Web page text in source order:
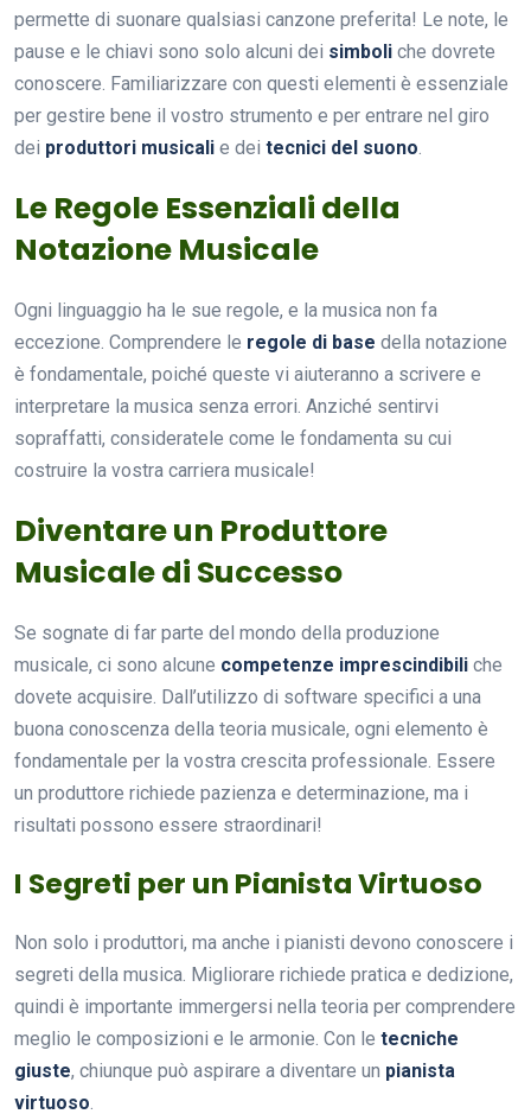
permette di suonare qualsiasi canzone preferita! Le note, le
pause e le chiavi sono solo alcuni dei simboli che dovrete
conoscere. Familiarizzare con questi elementi è essenziale
per gestire bene il vostro strumento e per entrare nel giro
dei produttori musicali e dei tecnici del suono.
Le Regole Essenziali della
Notazione Musicale
Ogni linguaggio ha le sue regole, e la musica non fa
eccezione. Comprendere le regole di base della notazione
è fondamentale, poiché queste vi aiuteranno a scrivere e
interpretare la musica senza errori. Anziché sentirvi
sopraffatti, consideratele come le fondamenta su cui
costruire la vostra carriera musicale!
Diventare un Produttore
Musicale di Successo
Se sognate di far parte del mondo della produzione
musicale, ci sono alcune competenze imprescindibili che
dovete acquisire. Dall’utilizzo di software specifici a una
buona conoscenza della teoria musicale, ogni elemento è
fondamentale per la vostra crescita professionale. Essere
un produttore richiede pazienza e determinazione, ma i
risultati possono essere straordinari!
I Segreti per un Pianista Virtuoso
Non solo i produttori, ma anche i pianisti devono conoscere i
segreti della musica. Migliorare richiede pratica e dedizione,
quindi è importante immergersi nella teoria per comprendere
meglio le composizioni e le armonie. Con le tecniche
giuste, chiunque può aspirare a diventare un pianista
virtuoso.